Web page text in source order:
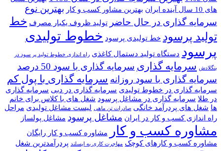
های 10 سال آینده ایران
بهترین مشاور کسب و کار بهترین نوع
سرمایه گذاری در حال حاضر تولید ظروف یکبار مصرف خط
تولید پرسود خط تولیدی پرسود خطوط تولیدی
پرسود دستگاه تولید دستمال کاغذی راه اندازی خطوط تولید پر سود در
بنگلادش سرمایه گذاری سرمایه گذاری با سود 50 درصد
سرمایه گذاری با سود روزانه سرمایه گذاری با پول کم
سرمایه گذاری در خطوط تولیدی سرمایه گذاری در دبی سرمایه گذاری
در طلا سرمایه گذاری در مشاغل پرسود شغل های با کلاس برای خانم
ها شغل های پردرآمد خانگی صادرات تن ماهی لیست مشاغل تولیدی مراحل
راه اندازی کسب و کار در ایران مشاغل پرسود مشاغل پولساز
مشاوره کسب و کار
مشاوره کسب و کار رایگان
مشاوره کسب و کارهای کوچک مهاجرت کاری به ایسلند
پردرآمدترین شغل